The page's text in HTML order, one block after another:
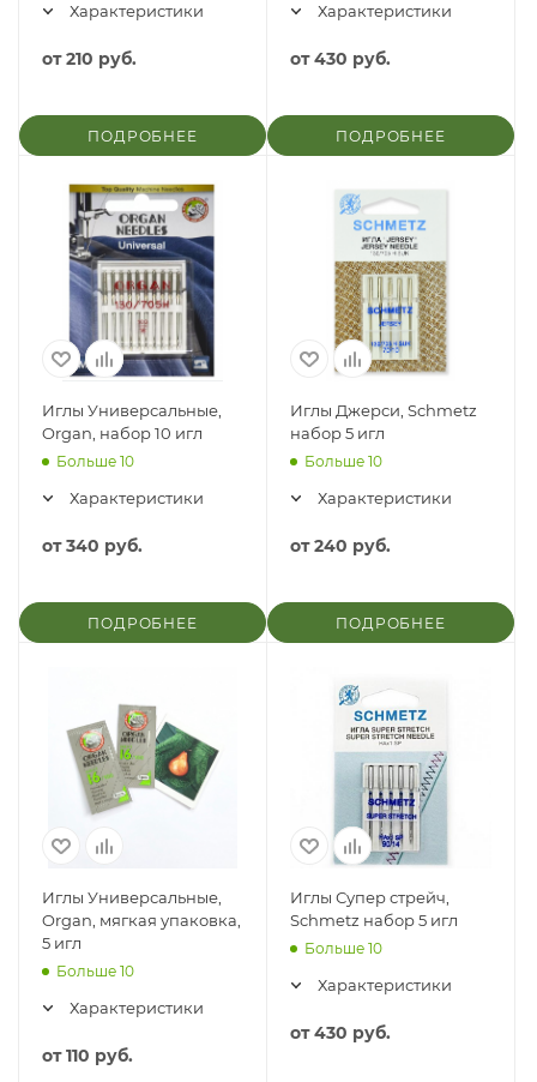
Характеристики
от210 руб.
ПОДРОБНЕЕ
Характеристики
от430 руб.
ПОДРОБНЕЕ
Иглы Универсальные,
Organ, набор 10 игл
Больше 10
Характеристики
от340 руб.
ПОДРОБНЕЕ
Иглы Джерси, Schmetz
набор 5 игл
Больше 10
Характеристики
от240 руб.
ПОДРОБНЕЕ
Иглы Универсальные,
Organ, мягкая упаковка,
5 игл
Больше 10
Характеристики
от110 руб.
Иглы Супер стрейч,
Schmetz набор 5 игл
Больше 10
Характеристики
от430 руб.